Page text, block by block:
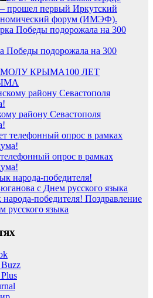
прошел первый Иркутский
форум (ИМЭФ).
Победы подорожала на 300
100 ЛЕТ
району Севастополя
опрос в рамках
победителя! Поздравление
русского языка